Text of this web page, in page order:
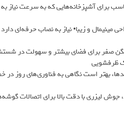
برای آشپزخانه‌هایی که به سرعت نیاز به
و زیبا• نیاز به نصاب حرفه‌ای دارد
لگن صفر برای فضای بیشتر و سهولت در
ظرفشویی
بهتر است نگاهی به فناوری‌های روز در
جوش لیزری با دقت بالا برای اتصالات